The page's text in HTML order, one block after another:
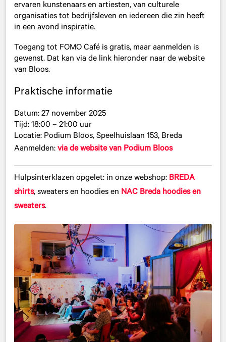
ervaren kunstenaars en artiesten, van culturele
organisaties tot bedrijfsleven en iedereen die zin heeft
in een avond inspiratie.
Toegang tot FOMO Café is gratis, maar aanmelden is
gewenst. Dat kan via de link hieronder naar de website
van Bloos.
Praktische informatie
Datum: 27 november 2025
Tijd: 18:00 – 21:00 uur
Locatie: Podium Bloos, Speelhuislaan 153, Breda
Aanmelden: via de website van Podium Bloos
Hulpsinterklazen opgelet: in onze webshop: BREDA
shirts, sweaters en hoodies en NAC Breda hoodies en
sweaters.